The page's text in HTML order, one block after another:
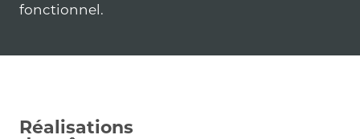
fonctionnel.
Réalisations